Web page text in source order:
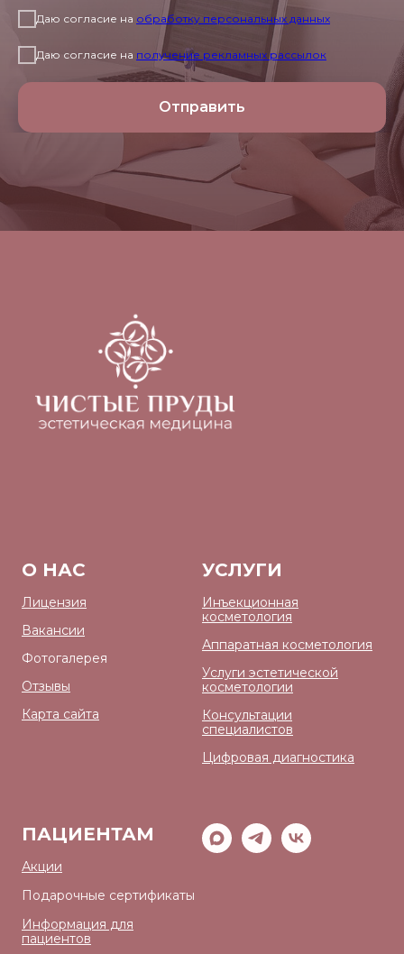
Даю согласие на обработку персональных данных
Даю согласие на получение рекламных рассылок
Отправить
О НАС
Лицензия
Вакансии
Фотогалерея
Отзывы
Карта сайта
УСЛУГИ
Инъекционная
косметология
Аппаратная косметология
Услуги эстетической
косметологии
Консультации
специалистов
Цифровая диагностика
ПАЦИЕНТАМ
Акции
Подарочные сертификаты
Информация для
пациентов